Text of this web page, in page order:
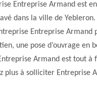
Entreprise Armand est
dans la ville de
Entreprise Armand
une pose d’ouvrage en
Armand est tout à
plus à solliciter Entreprise